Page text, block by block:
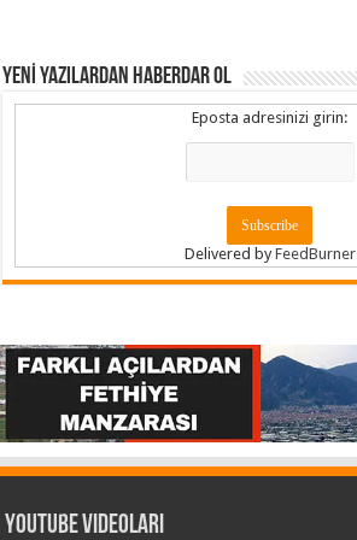
YENİ YAZILARDAN HABERDAR OL
Eposta adresinizi girin:
Delivered byFeedBurner
Youtube Videoları